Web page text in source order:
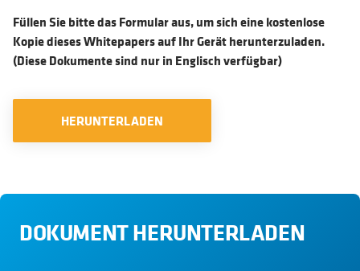
Füllen Sie bitte das Formular aus, um sich eine kostenlose
Kopie dieses Whitepapers auf Ihr Gerät herunterzuladen.
(Diese Dokumente sind nur in Englisch verfügbar)
HERUNTERLADEN
DOKUMENT HERUNTERLADEN